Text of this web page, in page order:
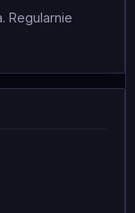
Regularnie